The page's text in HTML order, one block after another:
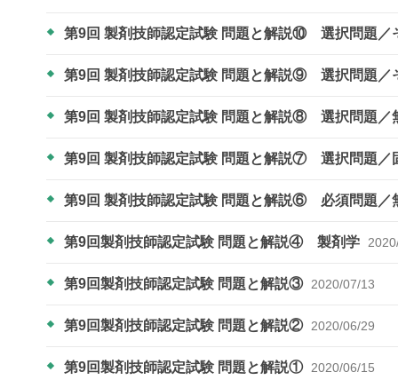
第9回 製剤技師認定試験 問題と解説⑩ 選択問題／
第9回 製剤技師認定試験 問題と解説⑨ 選択問題／
第9回 製剤技師認定試験 問題と解説⑧ 選択問題／
第9回 製剤技師認定試験 問題と解説⑦ 選択問題／
第9回 製剤技師認定試験 問題と解説⑥ 必須問題／
第9回製剤技師認定試験 問題と解説④ 製剤学
第9回製剤技師認定試験 問題と解説③ 2020/07/13
第9回製剤技師認定試験 問題と解説② 2020/06/29
第9回製剤技師認定試験 問題と解説① 2020/06/15